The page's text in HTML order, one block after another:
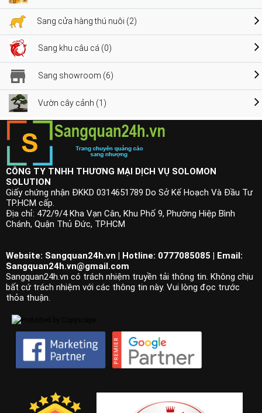
Sang cửa hàng thú nuôi (2)
Sang khu câu cá (0)
Sang showroom (6)
Vườn cây cảnh (1)
CÔNG TY TNHH THƯƠNG MẠI DỊCH VỤ SOLOMON
SOLUTION
Giấy chứng nhận ĐKKD 0314651789 Do Sở Kế Hoạch Và Đầu Tư
TP.HCM cấp.
Địa chỉ: 472/9/4 Kha Vạn Cân, Khu Phố 9, Phường Hiệp Bình
Chánh, Quận Thủ Đức, TP.HCM
Website: Sangquan24h.vn | Hotline: 0777085085 | Email:
Sangquan24h.vn@gmail.com
Sangquan24h.vn có trách nhiệm truyền tải thông tin. Không chịu
bất cứ trách nhiệm với các thông tin này. Vui lòng đọc trước
thỏa thuận.